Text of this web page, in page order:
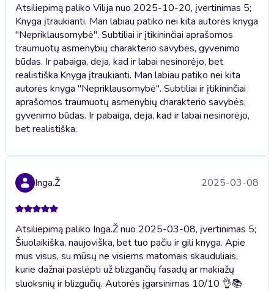
Atsiliepimą paliko Vilija nuo 2025-10-20, įvertinimas 5;
Knyga įtraukianti. Man labiau patiko nei kita autorės knyga
"Nepriklausomybė". Subtiliai ir įtikininčiai aprašomos
traumuotų asmenybių charakterio savybės, gyvenimo
būdas. Ir pabaiga, deja, kad ir labai nesinorėjo, bet
realistiška.Knyga įtraukianti. Man labiau patiko nei kita
autorės knyga "Nepriklausomybė". Subtiliai ir įtikininčiai
aprašomos traumuotų asmenybių charakterio savybės,
gyvenimo būdas. Ir pabaiga, deja, kad ir labai nesinorėjo,
bet realistiška.
Inga.Ž 2025-03-08
Atsiliepimą paliko Inga.Ž nuo 2025-03-08, įvertinimas 5;
Šiuolaikiška, naujoviška, bet tuo pačiu ir gili knyga. Apie
mus visus, su mūsų ne visiems matomais skauduliais,
kurie dažnai paslėpti už blizgančių fasadų ar makiažų
sluoksnių ir blizgučių. Autorės įgarsinimas 10/10 👌📚